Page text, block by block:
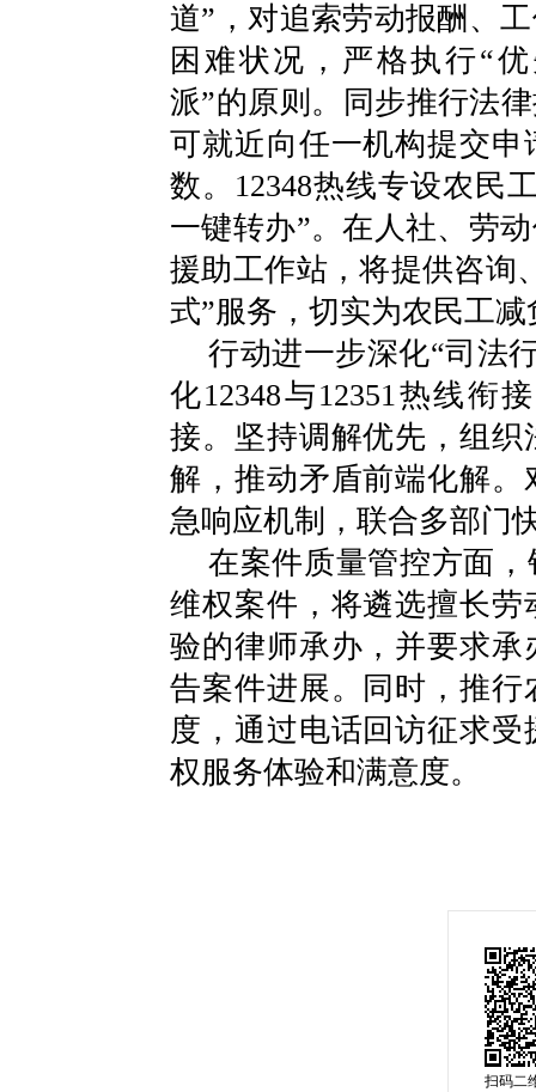
道”，对追索劳动报酬、
困难状况，严格执行“
派”的原则。同步推行法
可就近向任一机构提交
数。12348热线专设农民
一键转办”。在人社、劳
援助工作站，将提供咨询
式”服务，切实为农民工
行动进一步深化“司法
化12348与12351热线衔
接。坚持调解优先，组
解，推动矛盾前端化解
急响应机制，联合多部门
在案件质量管控方面
维权案件，将遴选擅长
验的律师承办，并要求
告案件进展。同时，推
度，通过电话回访征求
权服务体验和满意度。
扫码二